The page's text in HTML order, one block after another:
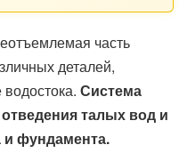
часть
деталей,
Система
талых вод и
фундамента.